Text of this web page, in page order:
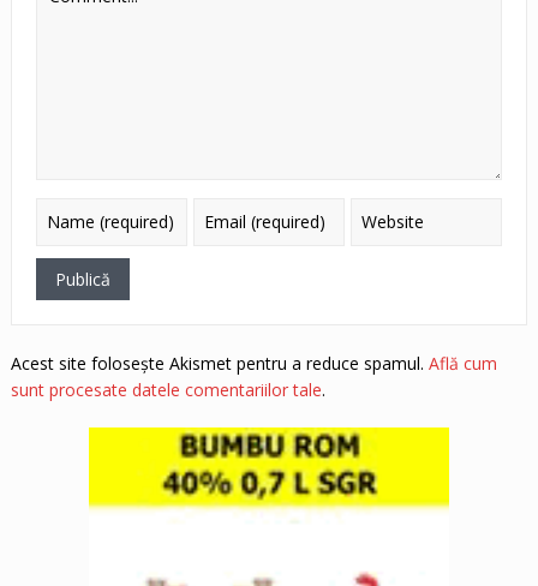
Acest site folosește Akismet pentru a reduce spamul. Află cum
sunt procesate datele comentariilor tale.